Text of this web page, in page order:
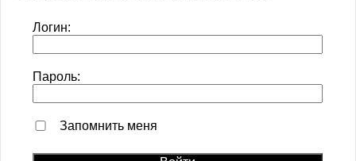
Логин:
Пароль:
Запомнить меня